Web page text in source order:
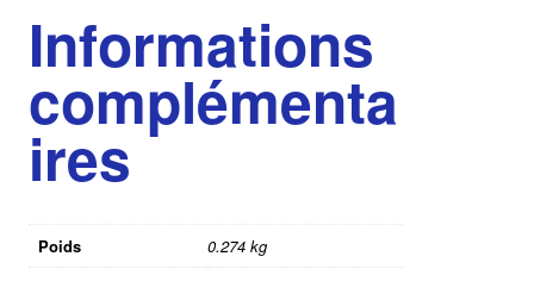
Informations
complémenta
ires
Poids 0.274 kg